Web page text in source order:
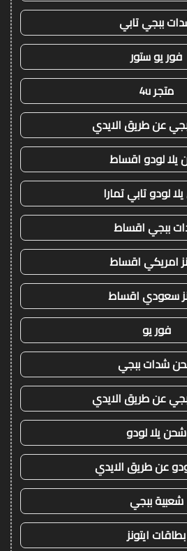
ببجي تابي
فور يو ستور
متجر 4u
عن طريق الايدي
لودو اقساط
لودو تابي تمارا
ببجي اقساط
امريكي اقساط
سعودي اقساط
فور يو
شدات ببجي
عن طريق الايدي
شحن يلا لودو
عن طريق الايدي
شعبية ببجي
بطاقات ايتونز